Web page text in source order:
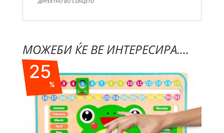
МОЖЕБИ ЌЕ ВЕ ИНТЕРЕСИРА....
25
%